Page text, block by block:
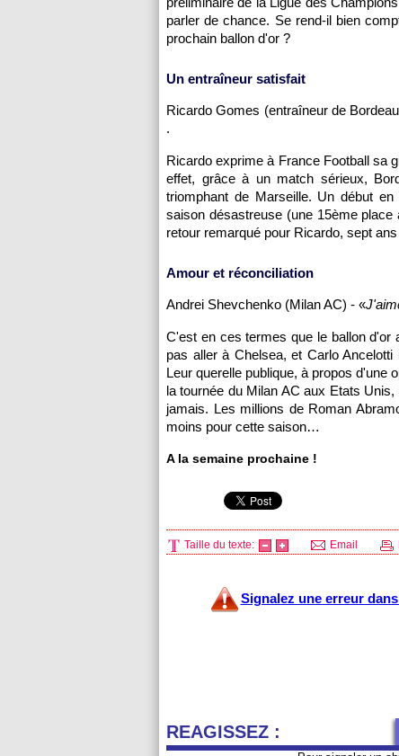
parler de chance. Se rend-il bien
prochain ballon d'or ?
Un entraîneur satisfait
Ricardo Gomes (entraîneur de
.
Ricardo exprime à France Football sa
effet, grâce à un match sérieux,
triomphant de Marseille. Un début en
saison désastreuse (une 15ème
retour remarqué pour Ricardo, sept
Amour et réconciliation
Andrei Shevchenko (Milan AC) - «
C'est en ces termes que le ballon d'or
pas aller à Chelsea, et Carlo
Leur querelle publique, à propos d'une
la tournée du Milan AC aux Etats
jamais. Les millions de Roman
moins pour cette saison…
A la semaine prochaine !
Taille du texte: Email
Signalez une erreur
REAGISSEZ :